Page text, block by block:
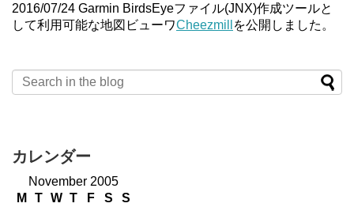
2016/07/24 Garmin BirdsEyeファイル(JNX)作成ツールと
して利用可能な地図ビューワCheezmill を公開しました。
カレンダー
November 2005
M
T W T F S
S